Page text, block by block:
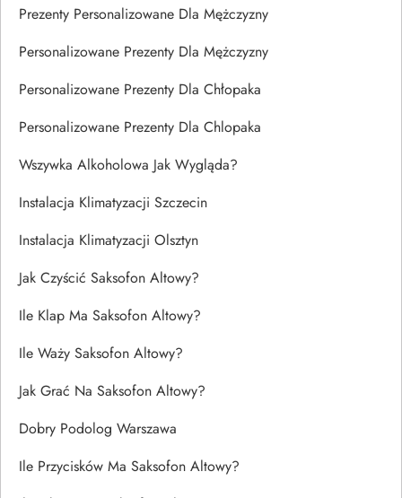
Prezenty Personalizowane Dla Mężczyzny
Personalizowane Prezenty Dla Mężczyzny
Personalizowane Prezenty Dla Chłopaka
Personalizowane Prezenty Dla Chlopaka
Wszywka Alkoholowa Jak Wygląda?
Instalacja Klimatyzacji Szczecin
Instalacja Klimatyzacji Olsztyn
Jak Czyścić Saksofon Altowy?
Ile Klap Ma Saksofon Altowy?
Ile Waży Saksofon Altowy?
Jak Grać Na Saksofon Altowy?
Dobry Podolog Warszawa
Ile Przycisków Ma Saksofon Altowy?